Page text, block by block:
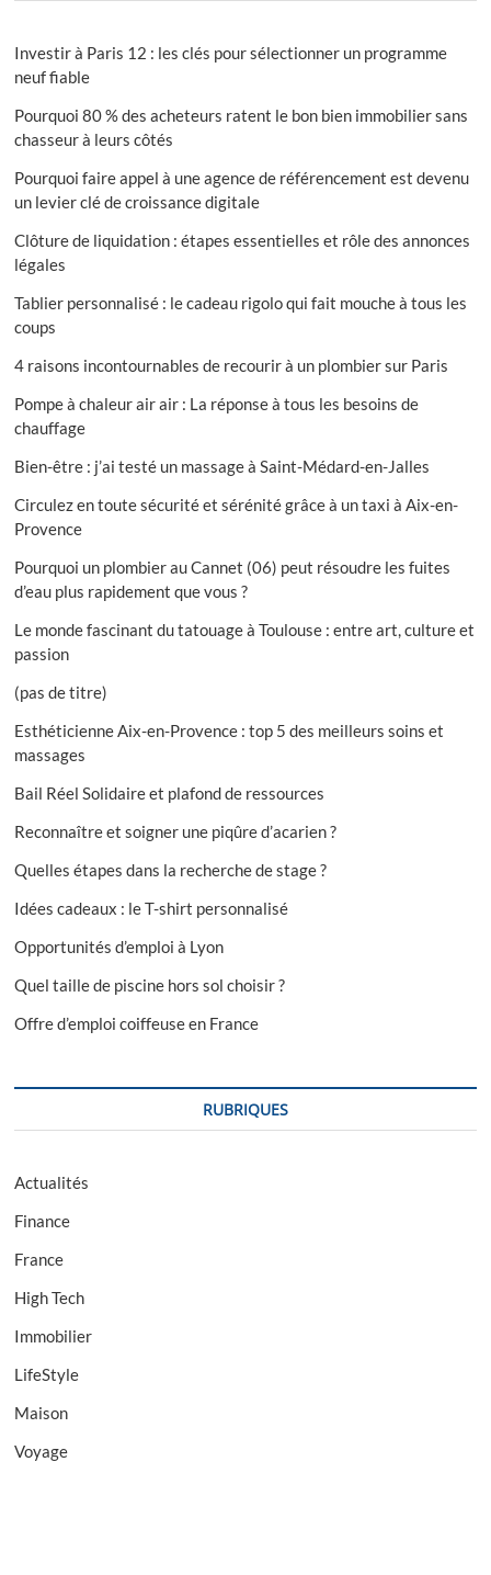
Investir à Paris 12 : les clés pour sélectionner un programme
neuf fiable
Pourquoi 80 % des acheteurs ratent le bon bien immobilier sans
chasseur à leurs côtés
Pourquoi faire appel à une agence de référencement est devenu
un levier clé de croissance digitale
Clôture de liquidation : étapes essentielles et rôle des annonces
légales
Tablier personnalisé : le cadeau rigolo qui fait mouche à tous les
coups
4 raisons incontournables de recourir à un plombier sur Paris
Pompe à chaleur air air : La réponse à tous les besoins de
chauffage
Bien-être : j’ai testé un massage à Saint-Médard-en-Jalles
Circulez en toute sécurité et sérénité grâce à un taxi à Aix-en-
Provence
Pourquoi un plombier au Cannet (06) peut résoudre les fuites
d’eau plus rapidement que vous ?
Le monde fascinant du tatouage à Toulouse : entre art, culture et
passion
(pas de titre)
Esthéticienne Aix-en-Provence : top 5 des meilleurs soins et
massages
Bail Réel Solidaire et plafond de ressources
Reconnaître et soigner une piqûre d’acarien ?
Quelles étapes dans la recherche de stage ?
Idées cadeaux : le T-shirt personnalisé
Opportunités d’emploi à Lyon
Quel taille de piscine hors sol choisir ?
Offre d’emploi coiffeuse en France
RUBRIQUES
Actualités
Finance
France
High Tech
Immobilier
LifeStyle
Maison
Voyage